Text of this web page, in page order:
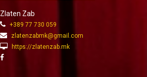
Zlaten Zab
+389 77 730 059
zlatenzabmk@gmail.com
https://zlatenzab.mk